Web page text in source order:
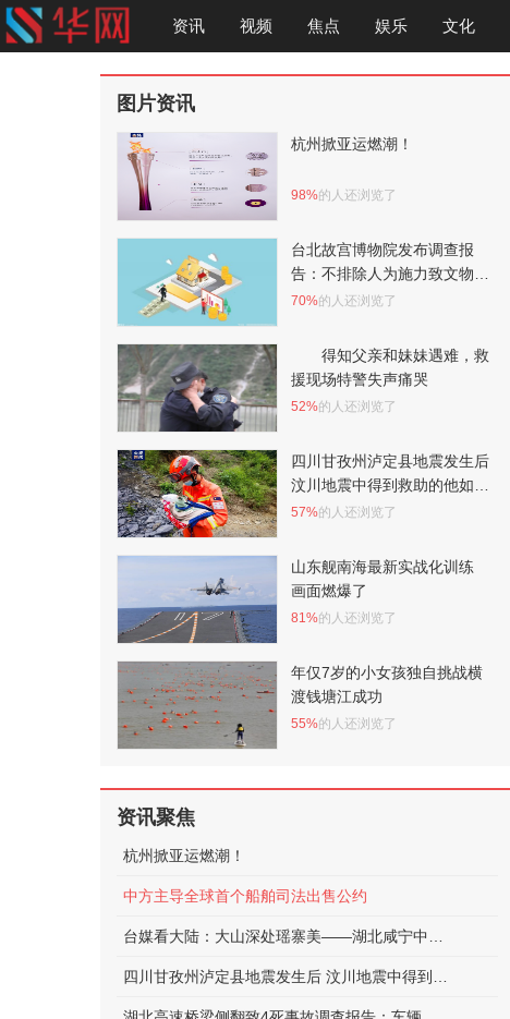
资讯 视频 焦点 娱乐 文化
图片资讯
杭州掀亚运燃潮！
98%的人还浏览了
台北故宫博物院发布调查报
告：不排除人为施力致文物破
裂
70%的人还浏览了
得知父亲和妹妹遇难，救
援现场特警失声痛哭
52%的人还浏览了
四川甘孜州泸定县地震发生后
汶川地震中得到救助的他如今
正在守护泸定
57%的人还浏览了
山东舰南海最新实战化训练
画面燃爆了
81%的人还浏览了
年仅7岁的小女孩独自挑战横
渡钱塘江成功
55%的人还浏览了
资讯聚焦
杭州掀亚运燃潮！
中方主导全球首个船舶司法出售公约